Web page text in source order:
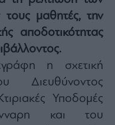
μαθητές, την
αποδοτικότητας
η σχετική
Διευθύνοντος
Υποδομές
και του